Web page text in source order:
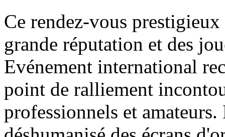
Ce rendez-vous
grande réputation et des
Evénement international
point de ralliement
professionnels et